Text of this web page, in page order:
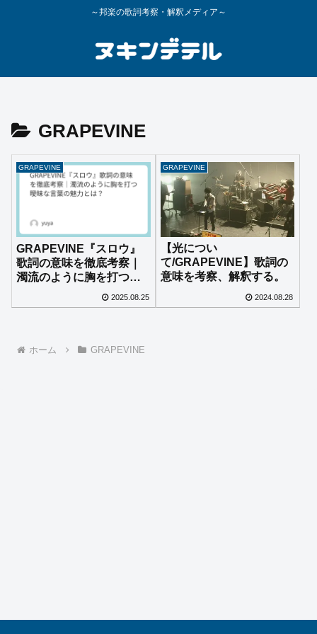
～邦楽の歌詞考察・解釈メディア～
GRAPEVINE
GRAPEVINE
GRAPEVINE『スロウ』
歌詞の意味を徹底考察｜
濁流のように胸を打つ曖
昧な言葉の魅力とは？
2025.08.25
GRAPEVINE
【光につい
て/GRAPEVINE】歌詞の
意味を考察、解釈する。
2024.08.28
ホーム GRAPEVINE